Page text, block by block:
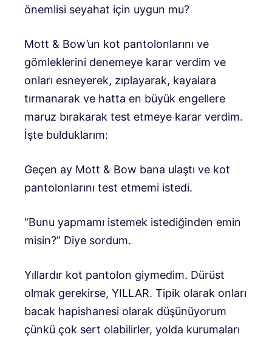
önemlisi seyahat için uygun mu?
Mott & Bow’un kot pantolonlarını ve
gömleklerini denemeye karar verdim ve
onları esneyerek, zıplayarak, kayalara
tırmanarak ve hatta en büyük engellere
maruz bırakarak test etmeye karar verdim.
İşte bulduklarım:
Geçen ay Mott & Bow bana ulaştı ve kot
pantolonlarını test etmemi istedi.
“Bunu yapmamı istemek istediğinden emin
misin?” Diye sordum.
Yıllardır kot pantolon giymedim. Dürüst
olmak gerekirse, YILLAR. Tipik olarak onları
bacak hapishanesi olarak düşünüyorum
çünkü çok sert olabilirler, yolda kurumaları